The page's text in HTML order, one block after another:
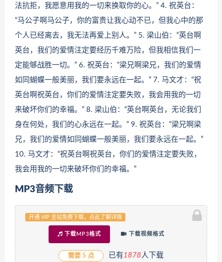
法抗拒，我愿意用我的一切来换取你的心。” 4. 祝英台：
“马公子啊马公子，你的富贵让我心动不已，但我心中的那
个人已经离去，我无法再爱上别人。” 5. 梁山伯：“英台啊
英台，我们的爱情注定要经历千难万险，但我相信我们一
定能够战胜一切。” 6. 祝英台：“梁兄啊梁兄，我们的爱情
如同蝴蝶一般美丽，我们要永远在一起。” 7. 马文才：“祝
英台啊祝英台，你们的爱情注定要失败，我会用我的一切
来破坏你们的幸福。” 8. 梁山伯：“英台啊英台，无论我们
身在何处，我们的心永远在一起。” 9. 祝英台：“梁兄啊梁
兄，我们的爱情如同蝴蝶一般美丽，我们要永远在一起。”
10. 马文才：“祝英台啊祝英台，你们的爱情注定要失败，
我会用我的一切来破坏你们的幸福。”
MP3音频下载
开通 VIP 全站免费下载，点此了解详情
下载MP3格式 下载视频格式
需要 5 点 已有 1878人下载